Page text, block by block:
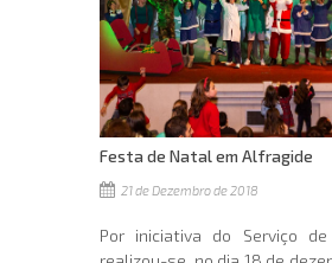
Festa de Natal em Alfragide
21 de Dezembro de 2018
Por iniciativa do Serviço